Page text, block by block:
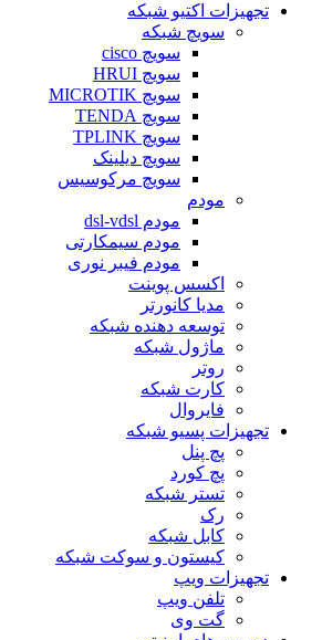
تجهیزات اکتیو شبکه
سویچ شبکه
سویچ cisco
سویچ HRUI
سویچ MICROTIK
سویچ TENDA
سویچ TPLINK
سویچ دیلینک
سویچ مرکوسیس
مودم
مودم dsl-vdsl
مودم سیمکارتی
مودم فیبر نوری
اکسس پوینت
مدیا کانورتر
توسعه دهنده شبکه
ماژول شبکه
روتر
کارت شبکه
فایروال
تجهیزات پسیو شبکه
پچ پنل
پچ کورد
تستر شبکه
رک
کابل شبکه
کیستون و سوکت شبکه
تجهیزات ویپ
تلفن ویپ
گت وی